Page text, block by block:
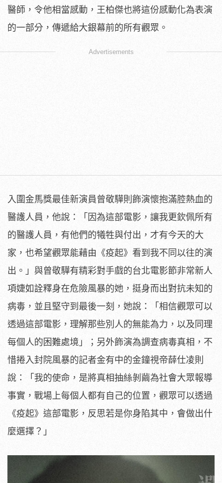
醫師， 令他相當感動，王柏傑也將這份感動化為表演
的一部分， 傳遞給大銀幕前的所有觀眾。
Advertisements
入圍金馬獎最佳新演員曾敬驊則飾演懷抱滿腔熱血的
醫護人員， 他說：「因為這部電影，讓我更欽佩所有
的醫護人員， 有他們的犧牲與付出，才有今天的大
家，也希望觀眾能藉由《疫起》 看到我不同以往的演
出。」 與曾敬驊有精彩對手戲的台北電影節非常新人
項婕如詮釋身在危險風暴的她，挺身而出對抗未知的
病毒，並且堅守到最後一刻，她說：「 相信觀眾可以
透過這部電影，理解那些別人的無能為力， 以及同理
每個人的困難處境」；另外飾演為調查病毒真相， 不
惜捲入封院風暴的記者金有中的金鐘視帝薛仕凌則
說：「 我的使命，是將真相抽絲剝繭為社會大眾報導
事實， 戰場上每個人都有自己的位置，觀眾可以透過
《疫起》這部電影， 反思若是你身陷其中，會做出什
麼選擇？」